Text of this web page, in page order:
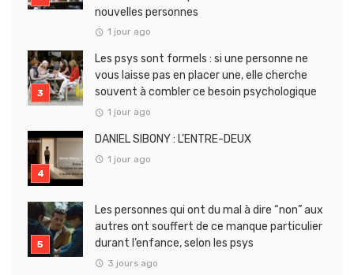
nouvelles personnes
1 jour ago
Les psys sont formels : si une personne ne
vous laisse pas en placer une, elle cherche
souvent à combler ce besoin psychologique
1 jour ago
DANIEL SIBONY : L’ENTRE-DEUX
1 jour ago
Les personnes qui ont du mal à dire “non” aux
autres ont souffert de ce manque particulier
durant l’enfance, selon les psys
3 jours ago